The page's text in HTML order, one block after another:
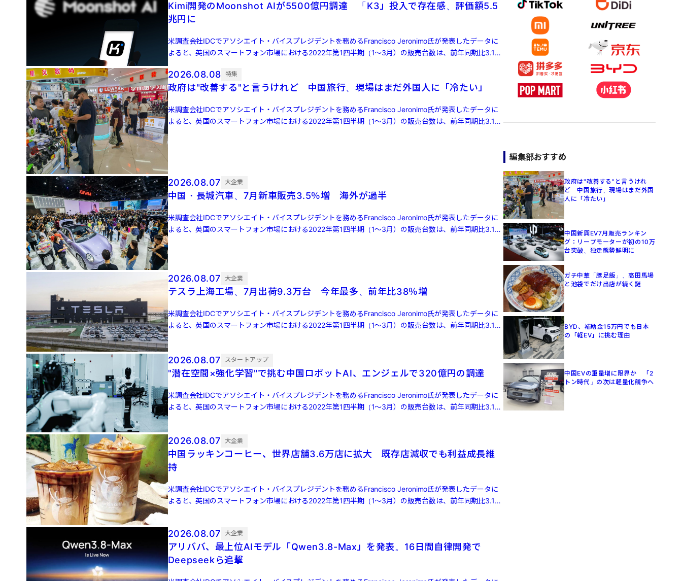
Kimi開発のMoonshot AIが5500億円調達 「K3」投入で存在感、評価額5.5
兆円に
米調査会社IDCでアソシエイト・バイスプレジデントを務めるFrancisco Jeronimo氏が発表したデータに
よると、英国のスマートフォン市場における2022年第1四半期（1～3月）の販売台数は、前年同期比3.1%
増 […]
2026.08.08 特集
政府は"改善する"と言うけれど 中国旅行、現場はまだ外国人に「冷たい」
米調査会社IDCでアソシエイト・バイスプレジデントを務めるFrancisco Jeronimo氏が発表したデータに
よると、英国のスマートフォン市場における2022年第1四半期（1～3月）の販売台数は、前年同期比3.1%
増 […]
2026.08.07 大企業
中国・長城汽車、7月新車販売3.5％増 海外が過半
米調査会社IDCでアソシエイト・バイスプレジデントを務めるFrancisco Jeronimo氏が発表したデータに
よると、英国のスマートフォン市場における2022年第1四半期（1～3月）の販売台数は、前年同期比3.1%
増 […]
2026.08.07 大企業
テスラ上海工場、7月出荷9.3万台 今年最多、前年比38％増
米調査会社IDCでアソシエイト・バイスプレジデントを務めるFrancisco Jeronimo氏が発表したデータに
よると、英国のスマートフォン市場における2022年第1四半期（1～3月）の販売台数は、前年同期比3.1%
増 […]
2026.08.07 スタートアップ
"潜在空間×強化学習"で挑む中国ロボットAI、エンジェルで320億円の調達
米調査会社IDCでアソシエイト・バイスプレジデントを務めるFrancisco Jeronimo氏が発表したデータに
よると、英国のスマートフォン市場における2022年第1四半期（1～3月）の販売台数は、前年同期比3.1%
増 […]
2026.08.07 大企業
中国ラッキンコーヒー、世界店舗3.6万店に拡大 既存店減収でも利益成長維
持
米調査会社IDCでアソシエイト・バイスプレジデントを務めるFrancisco Jeronimo氏が発表したデータに
よると、英国のスマートフォン市場における2022年第1四半期（1～3月）の販売台数は、前年同期比3.1%
増 […]
2026.08.07 大企業
アリババ、最上位AIモデル「Qwen3.8-Max」を発表。16日間自律開発で
Deepseekら追撃
編集部おすすめ
政府は"改善する"と言うけれ
ど 中国旅行、現場はまだ外国
人に「冷たい」
中国新興EV7月販売ランキン
グ：リープモーターが初の10万
台突破、独走態勢鮮明に
ガチ中華「豚足飯」、高田馬場
と池袋でだけ出店が続く謎
BYD、補助金15万円でも日本
の「軽EV」に挑む理由
中国EVの重量増に限界か 「2
トン時代」の次は軽量化競争へ